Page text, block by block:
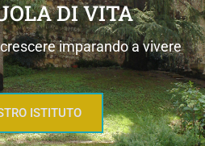
DI VITA
imparando a vivere
ISTITUTO